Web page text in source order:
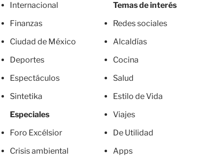
Internacional
Finanzas
Ciudad de México
Deportes
Espectáculos
Sintetika
Especiales
Foro Excélsior
Crisis ambiental
Temas de interés
Redes sociales
Alcaldías
Cocina
Salud
Estilo de Vida
Viajes
De Utilidad
Apps